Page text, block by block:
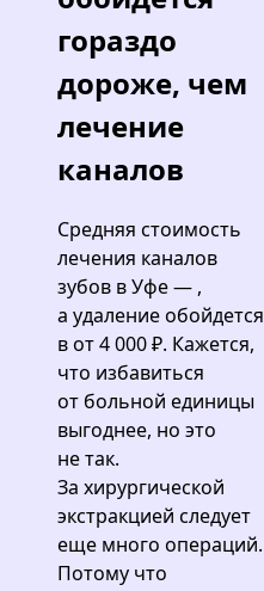
гораздо
дороже, чем
лечение
каналов
Средняя стоимость
лечения каналов
зубов в Уфе — ,
а удаление обойдется
в от 4 000 ₽. Кажется,
что избавиться
от больной единицы
выгоднее, но это
не так.
За хирургической
экстракцией следует
еще много операций.
Потому что